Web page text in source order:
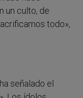
un culto, de
todo»,
señalado el